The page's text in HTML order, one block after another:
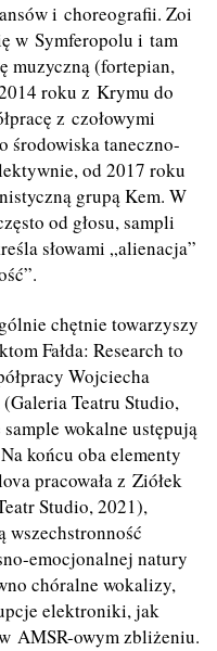
i choreografii. Zoi
w Symferopolu i tam
muzyczną (fortepian,
roku z Krymu do
z czołowymi
środowiska taneczno-
od 2017 roku
grupą Kem. W
od głosu, sampli
słowami „alienacja”
chętnie towarzyszy
Fałda: Research to
Wojciecha
Teatru Studio,
wokalne ustępują
końcu oba elementy
pracowała z Ziółek
Studio, 2021),
wszechstronność
emocjonalnej natury
chóralne wokalizy,
elektroniki, jak
AMSR-owym zbliżeniu.